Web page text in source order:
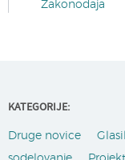
Zakonodaja
KATEGORIJE:
Druge novice